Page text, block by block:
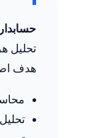
تحلیل
هدف